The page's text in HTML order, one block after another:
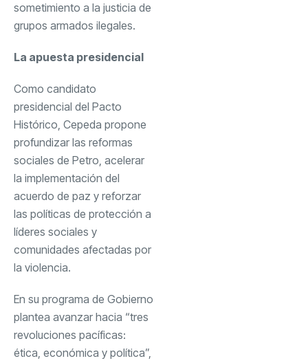
sometimiento a la justicia de
grupos armados ilegales.
La apuesta presidencial
Como candidato
presidencial del Pacto
Histórico, Cepeda propone
profundizar las reformas
sociales de Petro, acelerar
la implementación del
acuerdo de paz y reforzar
las políticas de protección a
líderes sociales y
comunidades afectadas por
la violencia.
En su programa de Gobierno
plantea avanzar hacia “tres
revoluciones pacíficas:
ética, económica y política”,